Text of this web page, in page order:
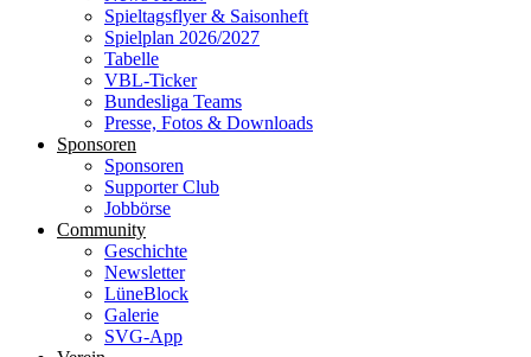
Spieltagsflyer & Saisonheft
Spielplan 2026/2027
Tabelle
VBL-Ticker
Bundesliga Teams
Presse, Fotos & Downloads
Sponsoren
Sponsoren
Supporter Club
Jobbörse
Community
Geschichte
Newsletter
LüneBlock
Galerie
SVG-App